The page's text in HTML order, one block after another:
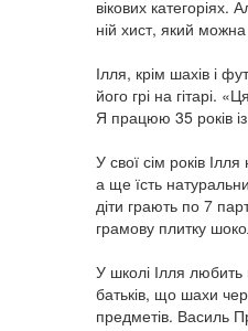
вікових
ній хист, який
Ілля, крім шахів і
його грі на гітарі.
Я працюю 35 років
У свої сім років
а ще їсть
діти грають по 7
грамову плитку
У школі Ілля любить
батьків, що шахи
предметів. Василь